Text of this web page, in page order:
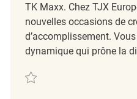
TK Maxx. Chez TJX
nouvelles occasions de
d’accomplissement.
dynamique qui prône la
Sauvegarder